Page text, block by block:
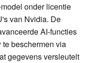
onder licentie
van Nvidia. De
AI-functies
beschermen via
gegevens versleutelt